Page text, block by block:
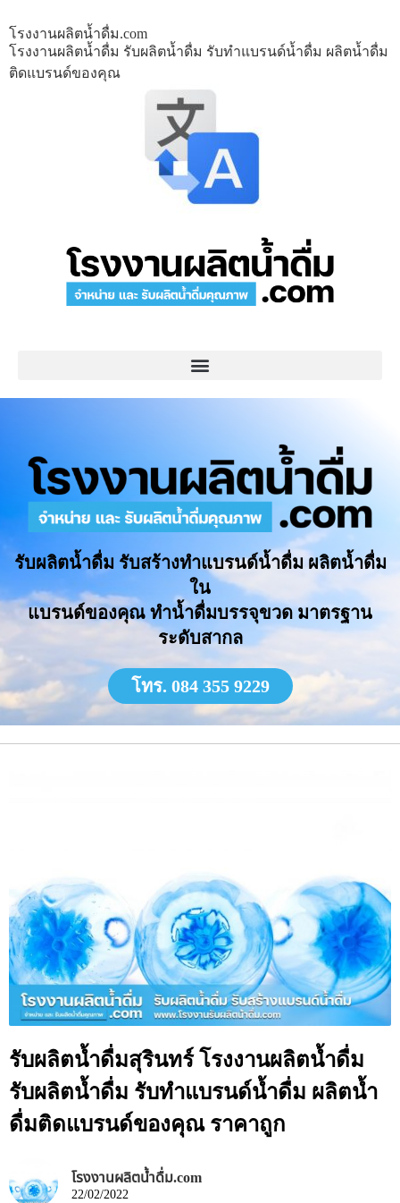
โรงงานผลิตน้ำดื่ม.com
โรงงานผลิตน้ำดื่ม รับผลิตน้ำดื่ม รับทำแบรนด์น้ำดื่ม ผลิตน้ำดื่ม
ติดแบรนด์ของคุณ
รับผลิตน้ำดื่ม รับสร้างทำแบรนด์น้ำดื่ม ผลิตน้ำดื่ม
ใน
แบรนด์ของคุณ ทำน้ำดื่มบรรจุขวด มาตรฐาน
ระดับสากล
โทร. 084 355 9229
รับผลิตน้ำดื่มสุรินทร์ โรงงานผลิตน้ำดื่ม
รับผลิตน้ำดื่ม รับทำแบรนด์น้ำดื่ม ผลิตน้ำ
ดื่มติดแบรนด์ของคุณ ราคาถูก
โรงงานผลิตน้ำดื่ม.com
22/02/2022